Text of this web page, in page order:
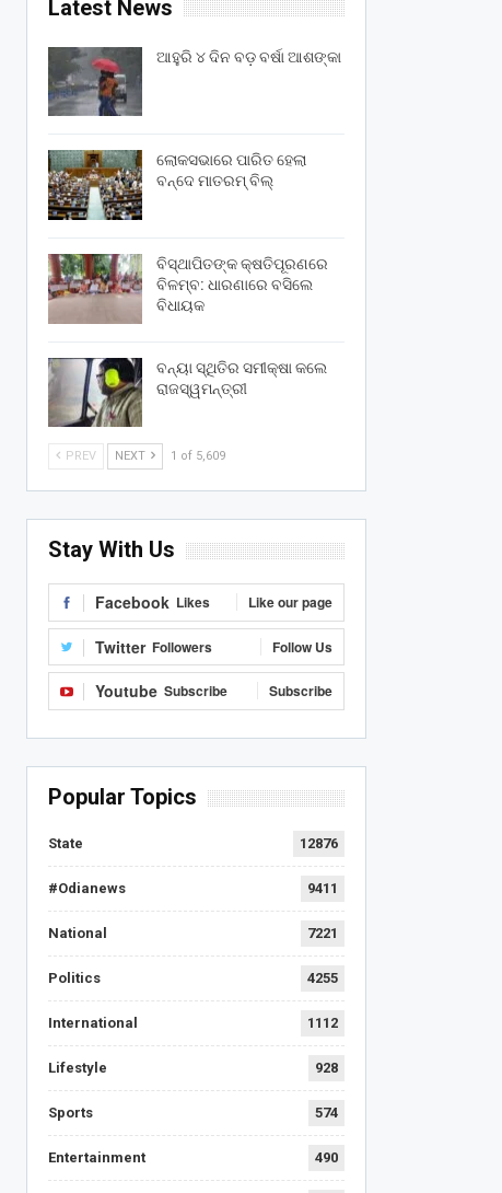
Latest News
ଆହୁରି ୪ ଦିନ ବଡ଼ ବର୍ଷା ଆଶଙ୍କା
ଲୋକସଭାରେ ପାରିତ ହେଲା
ବନ୍ଦେ ମାତରମ୍‌ ବିଲ୍‌
ବିସ୍ଥାପିତଙ୍କ କ୍ଷତିପୂରଣରେ
ବିଳମ୍ବ: ଧାରଣାରେ ବସିଲେ
ବିଧାୟକ
ବନ୍ୟା ସ୍ଥିତିର ସମୀକ୍ଷା କଲେ
ରାଜସ୍ୱମନ୍ତ୍ରୀ
PREV NEXT 1 of 5,609
Stay With Us
Facebook Likes Like our page
Twitter Followers Follow Us
Youtube Subscribe Subscribe
Popular Topics
State 12876
#Odianews 9411
National 7221
Politics 4255
International 1112
Lifestyle 928
Sports 574
Entertainment 490